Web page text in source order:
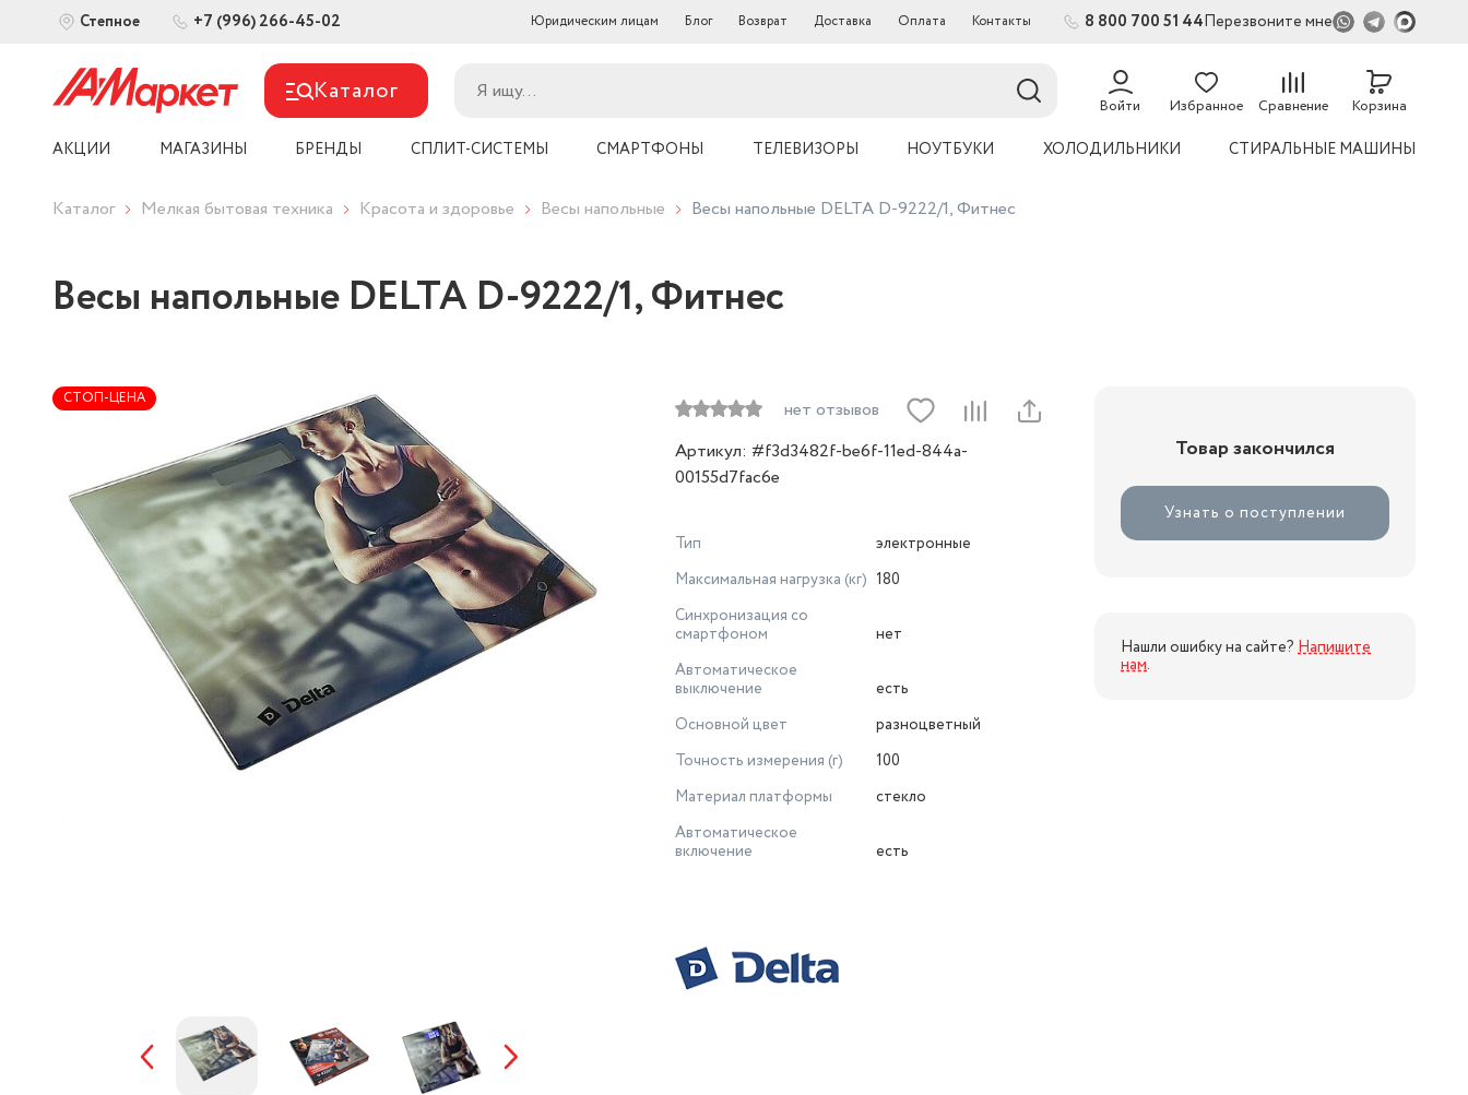
Степное +7 (996) 266-45-02 Юридическим лицам Блог Возврат Доставка Оплата Контакты 8 800 700 51 44Перезвоните мне
Каталог Войти Избранное Сравнение Корзина
АКЦИИ МАГАЗИНЫ БРЕНДЫ СПЛИТ-СИСТЕМЫ СМАРТФОНЫ ТЕЛЕВИЗОРЫ НОУТБУКИ ХОЛОДИЛЬНИКИ СТИРАЛЬНЫЕ МАШИНЫ
Каталог Мелкая бытовая техника Красота и здоровье Весы напольные Весы напольные DELTA D-9222/1, Фитнес
Весы напольные DELTA D-9222/1, Фитнес
СТОП-ЦЕНА
нет отзывов
Артикул: #f3d3482f-be6f-11ed-844a-
00155d7fac6e
Тип
электронные
Максимальная нагрузка (кг) 180
Синхронизация со
смартфоном
нет
Автоматическое
выключение
есть
Основной цвет
разноцветный
Точность измерения (г)
100
Материал платформы
стекло
Автоматическое
включение
есть
Товар закончился
Узнать о поступлении
Нашли ошибку на сайте? Напишите
нам.